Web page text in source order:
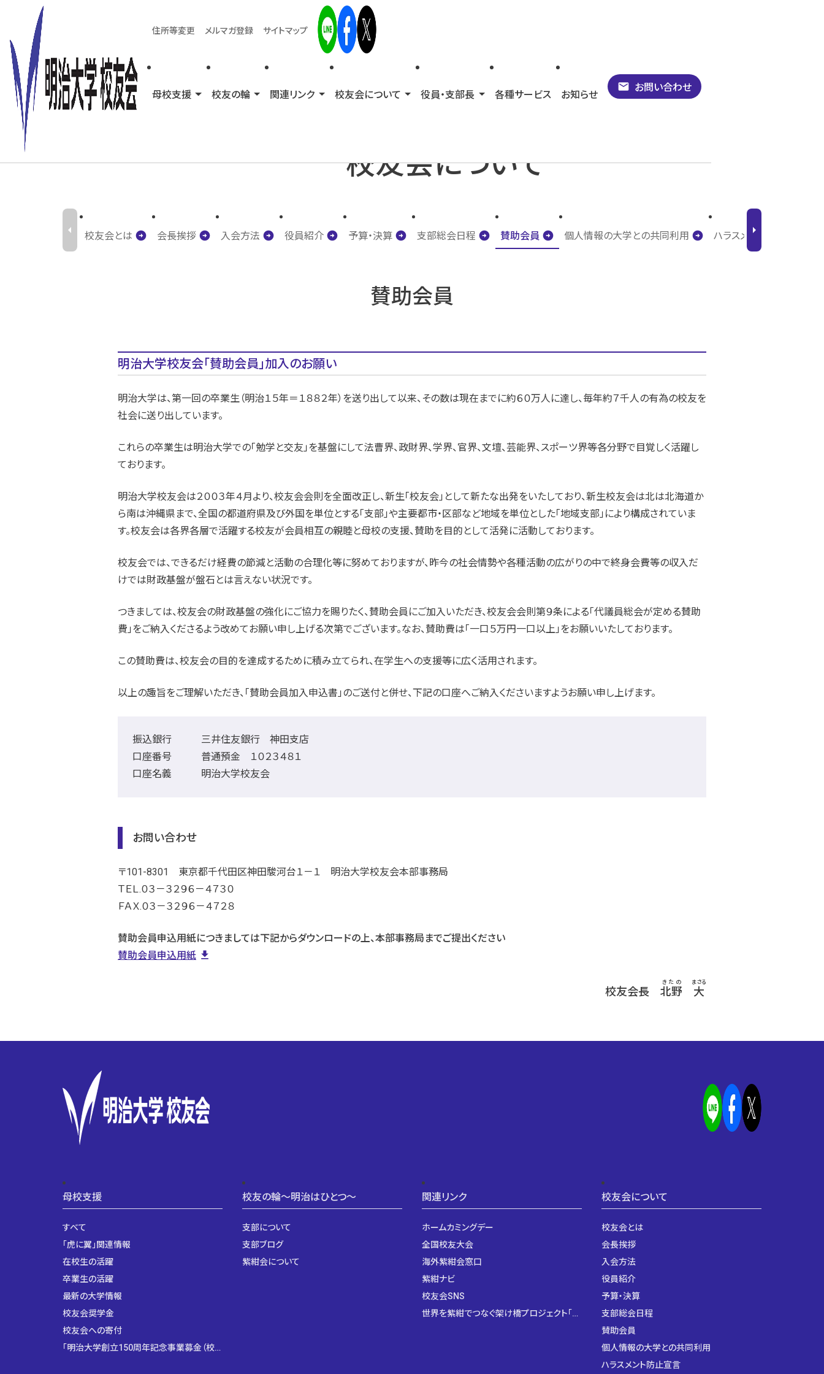
母校支援 校友の輪 関連リンク 校友会について 役員・支部長 各種サービス お知らせ email お問い合わせ
住所等変更 メルマガ登録 サイトマップ
HOME ＞ 校友会について
校友会について
校友会とは arrow_circle_right 会長挨拶 arrow_circle_right 入会方法 arrow_circle_right 役員紹介 arrow_circle_right 予算・決算 arrow_circle_right 支部総会日程 arrow_circle_right 賛助会員 arrow_circle_right 個人情報の大学との共同利用 arrow_circle_right ハラスメント防止宣言
arrow_left arrow_right
賛助会員
明治大学校友会「賛助会員」加入のお願い
明治大学は、第一回の卒業生（明治１５年＝１８８２年）を送り出して以来、その数は現在までに約６０万人に達し、毎年約７千人の有為の校友を
社会に送り出しています。
これらの卒業生は明治大学での「勉学と交友」を基盤にして法曹界、政財界、学界、官界、文壇、芸能界、スポーツ界等各分野で目覚しく活躍し
ております。
明治大学校友会は２００３年４月より、校友会会則を全面改正し、新生「校友会」として新たな出発をいたしており、新生校友会は北は北海道か
ら南は沖縄県まで、全国の都道府県及び外国を単位とする「支部」や主要都市・区部など地域を単位とした「地域支部」により構成されていま
す。校友会は各界各層で活躍する校友が会員相互の親睦と母校の支援、賛助を目的として活発に活動しております。
校友会では、できるだけ経費の節減と活動の合理化等に努めておりますが、昨今の社会情勢や各種活動の広がりの中で終身会費等の収入だ
けでは財政基盤が盤石とは言えない状況です。
つきましては、校友会の財政基盤の強化にご協力を賜りたく、賛助会員にご加入いただき、校友会会則第９条による「代議員総会が定める賛助
費」をご納入くださるよう改めてお願い申し上げる次第でございます。なお、賛助費は「一口５万円一口以上」をお願いいたしております。
この賛助費は、校友会の目的を達成するために積み立てられ、在学生への支援等に広く活用されます。
以上の趣旨をご理解いただき、「賛助会員加入申込書」のご送付と併せ、下記の口座へご納入くださいますようお願い申し上げます。
振込銀行 三井住友銀行 神田支店
口座番号 普通預金 １０２３４８１
口座名義 明治大学校友会
お問い合わせ
〒101-8301 東京都千代田区神田駿河台１－１ 明治大学校友会本部事務局
ＴＥＬ.０３－３２９６－４７３０
ＦＡＸ.０３－３２９６－４７２８
賛助会員申込用紙につきましては下記からダウンロードの上、本部事務局までご提出ください
賛助会員申込用紙 file_download
校友会長 北野
きたの
大
まさる
母校支援
すべて
「虎に翼」関連情報
在校生の活躍
卒業生の活躍
最新の大学情報
校友会奨学金
校友会への寄付
「明治大学創立150周年記念事業募金（校友会口）」に係る校友会顕彰制度の創設について
校友の輪〜明治はひとつ〜
支部について
支部ブログ
紫紺会について
関連リンク
ホームカミングデー
全国校友大会
海外紫紺会窓口
紫紺ナビ
校友会SNS
世界を紫紺でつなぐ架け橋プロジェクト「MEIJI GLOBAL CONNECT」
校友会について
校友会とは
会長挨拶
入会方法
役員紹介
予算・決算
支部総会日程
賛助会員
個人情報の大学との共同利用
ハラスメント防止宣言